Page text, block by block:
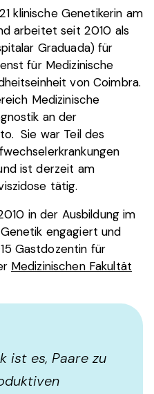
klinische Genetikerin am
arbeitet seit 2010 als
Graduada) für
für Medizinische
von Coimbra.
Medizinische
an der
Sie war Teil des
ist derzeit am
tätig.
in der Ausbildung im
engagiert und
Gastdozentin für
Medizinischen Fakultät
ist es, Paare zu